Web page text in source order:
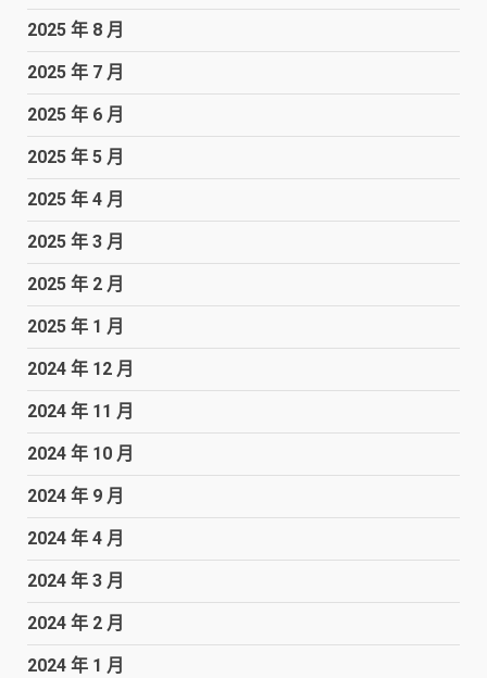
2025 年 8 月
2025 年 7 月
2025 年 6 月
2025 年 5 月
2025 年 4 月
2025 年 3 月
2025 年 2 月
2025 年 1 月
2024 年 12 月
2024 年 11 月
2024 年 10 月
2024 年 9 月
2024 年 4 月
2024 年 3 月
2024 年 2 月
2024 年 1 月